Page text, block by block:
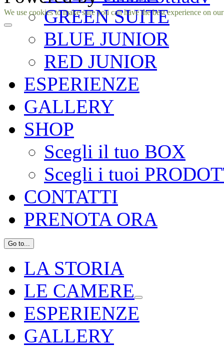
GREEN SUITE
BLUE JUNIOR
RED JUNIOR
ESPERIENZE
GALLERY
SHOP
Scegli il tuo BOX
Scegli i tuoi
CONTATTI
PRENOTA ORA
Go to...
LA STORIA
LE CAMERE
ESPERIENZE
GALLERY
Facebook
Instagram
We use cookies to make sure you can have the best experience on